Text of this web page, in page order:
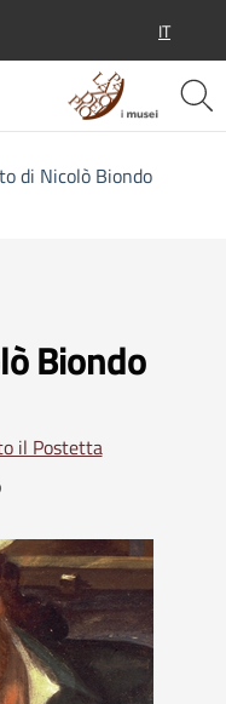
IT
di Nicolò Biondo
Biondo
il Postetta